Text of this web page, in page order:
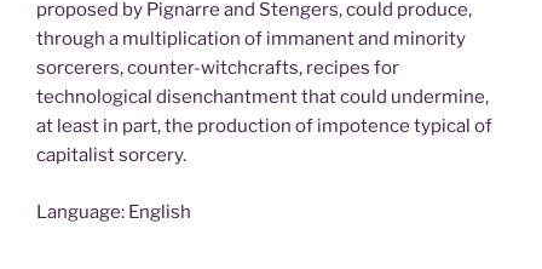
proposed by Pignarre and Stengers, could produce,
through a multiplication of immanent and minority
sorcerers, counter-witchcrafts, recipes for
technological disenchantment that could undermine,
at least in part, the production of impotence typical of
capitalist sorcery.
Language: English